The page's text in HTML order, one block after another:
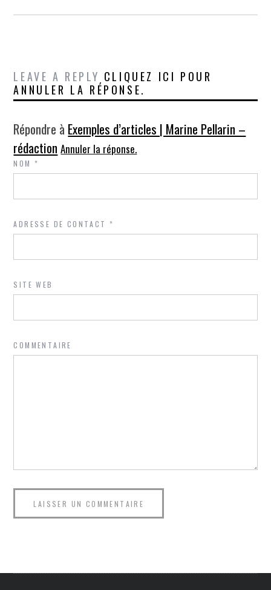
LEAVE A REPLY CLIQUEZ ICI POUR
ANNULER LA RÉPONSE.
Répondre à Exemples d’articles | Marine Pellarin –
rédaction Annuler la réponse.
NOM*
ADRESSE DE CONTACT*
SITE WEB
COMMENTAIRE